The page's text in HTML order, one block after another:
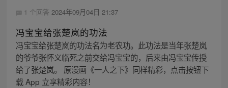
1 个回答 2024年09月04日 21:37
冯宝宝给张楚岚的功法
冯宝宝给张楚岚的功法名为老农功。此功法是当年张楚岚
的爷爷张怀义临死之前交给冯宝宝的，后来由冯宝宝传授
给了张楚岚。 原漫画《一人之下》同样精彩，点击按钮下
载 App 立享精彩内容！